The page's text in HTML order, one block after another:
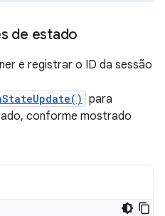
de estado
e registrar o ID da sessão
para
conforme mostrado